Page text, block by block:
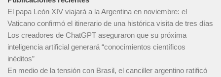
El papa León XIV viajará a la Argentina en noviembre: el
Vaticano confirmó el itinerario de una histórica visita de tres días
Los creadores de ChatGPT aseguraron que su próxima
inteligencia artificial generará “conocimientos científicos
inéditos”
En medio de la tensión con Brasil, el canciller argentino ratificó